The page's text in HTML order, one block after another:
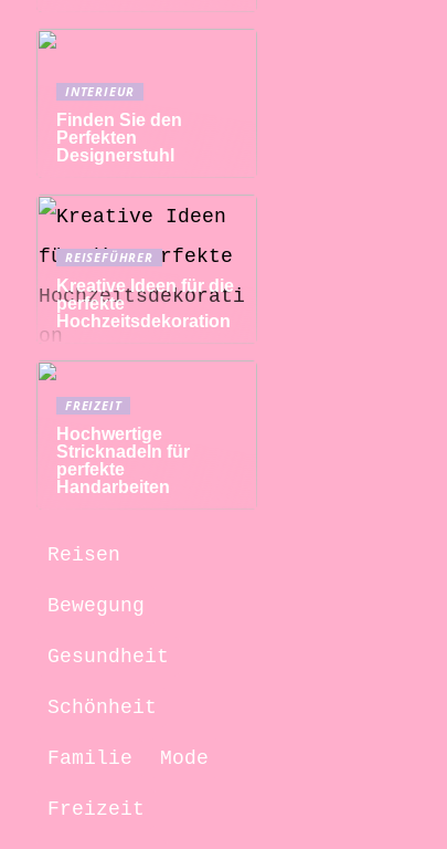
INTERIEUR
Finden Sie den
Perfekten
Designerstuhl
REISEFÜHRER
Kreative Ideen für die
perfekte
Hochzeitsdekoration
FREIZEIT
Hochwertige
Stricknadeln für
perfekte
Handarbeiten
Reisen
Bewegung
Gesundheit
Schönheit
Familie Mode
Freizeit